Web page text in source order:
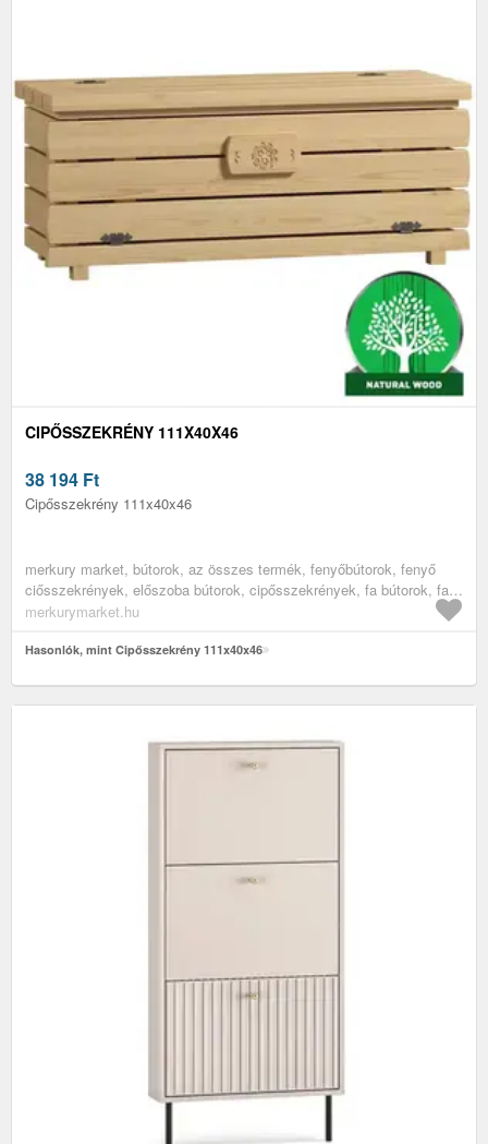
CIPŐSSZEKRÉNY 111X40X46
38 194 Ft
Cipősszekrény 111x40x46
merkury market, bútorok, az összes termék, fenyőbútorok, fenyő
ciősszekrények, előszoba bútorok, cipősszekrények, fa bútorok, fa
cipősszekrények
merkurymarket.hu
Hasonlók, mint Cipősszekrény 111x40x46